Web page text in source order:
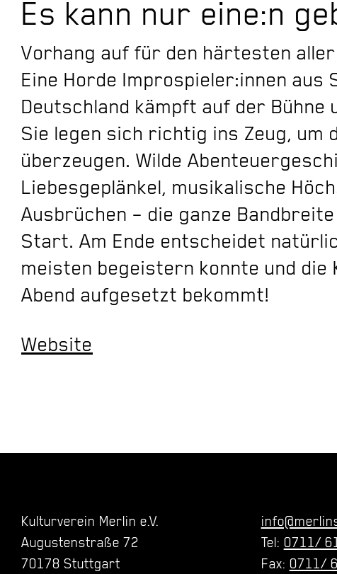
Es kann nur eine:n
Vorhang auf für den härtesten
Eine Horde Improspieler:innen aus
Deutschland kämpft auf der Bühne
Sie legen sich richtig ins Zeug, um
überzeugen. Wilde
Liebesgeplänkel, musikalische
Ausbrüchen – die ganze
Start. Am Ende entscheidet
meisten begeistern konnte und
Abend aufgesetzt bekommt!
Website
Kulturverein Merlin e.V.
Augustenstraße 72
70178 Stuttgart
Tel: 0711/
Fax: 0711/